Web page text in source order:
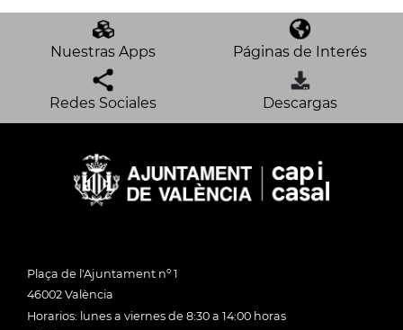
Nuestras Apps Páginas de Interés
Redes Sociales Descargas
Plaça de l'Ajuntament nº 1
46002 València
Horarios: lunes a viernes de 8:30 a 14:00 horas